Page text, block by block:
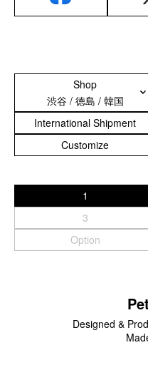
斜めがけ
ト
ボ
カ
ステ
便利なアタ
ショルダ
キーケー
スマー
車／
Shop
渋谷 / 徳島 / 韓国
International Shipment
Customize
1
3
Option
Designed &